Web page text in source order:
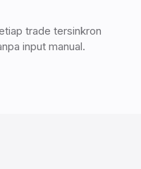
trade tersinkron
input manual.